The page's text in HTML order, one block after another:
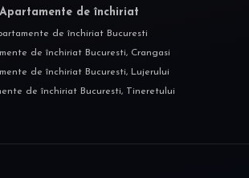
Apartamente de închiriat
de închiriat Bucuresti
de închiriat Bucuresti, Crangasi
de închiriat Bucuresti, Lujerului
de închiriat Bucuresti, Tineretului